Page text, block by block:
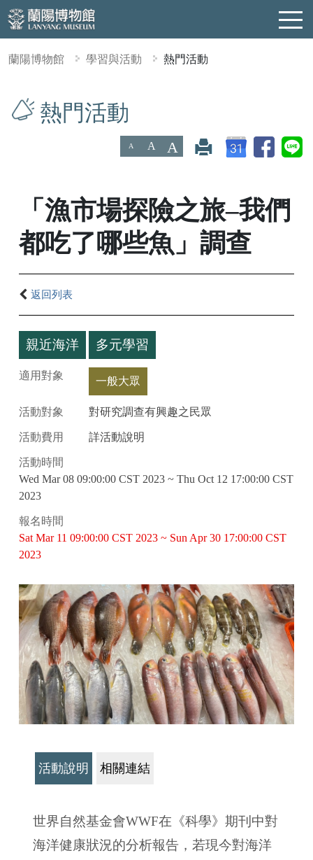
蘭陽博物館 學習與活動 熱門活動
熱門活動
A A A
「漁市場探險之旅–我們
都吃了哪些魚」調查
返回列表
親近海洋 多元學習
適用對象 一般大眾
活動對象 對研究調查有興趣之民眾
活動費用 詳活動說明
活動時間
Wed Mar 08 09:00:00 CST 2023 ~ Thu Oct 12 17:00:00 CST
2023
報名時間
Sat Mar 11 09:00:00 CST 2023 ~ Sun Apr 30 17:00:00 CST
2023
活動說明 相關連結
世界自然基金會WWF在《科學》期刊中對
海洋健康狀況的分析報告，若現今對海洋